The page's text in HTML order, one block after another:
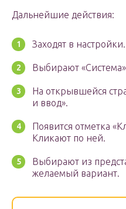
Дальнейшие действия:
Заходят в настройки.
Выбирают
На открывшейся
и ввод».
Появится отметка
Кликают по ней.
Выбирают из
желаемый вариант.